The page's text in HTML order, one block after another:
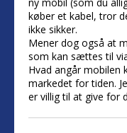
køber et kabel, tror
ikke sikker.
Mener dog også at
som kan sættes til
Hvad angår mobilen
markedet for tiden.
er villig til at give for